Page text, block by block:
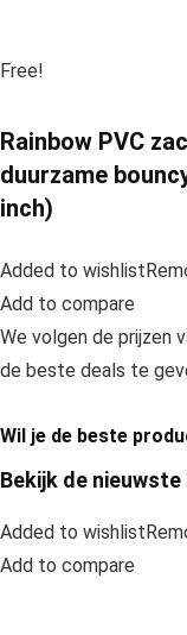
Free!
Rainbow PVC
duurzame
inch)
Added to
Add to compare
We volgen de prijzen
de beste deals te
Wil je de beste
Bekijk de nieuwste
Added to
Add to compare